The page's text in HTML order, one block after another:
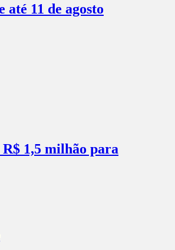
11 de agosto
1,5 milhão para